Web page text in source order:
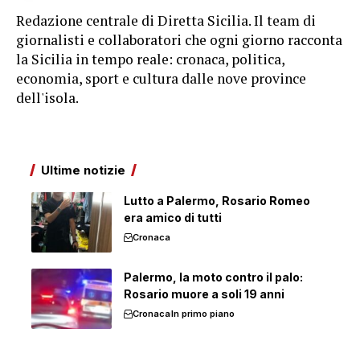
Redazione centrale di Diretta Sicilia. Il team di
giornalisti e collaboratori che ogni giorno racconta
la Sicilia in tempo reale: cronaca, politica,
economia, sport e cultura dalle nove province
dell'isola.
Ultime notizie
Lutto a Palermo, Rosario Romeo
era amico di tutti
Cronaca
Palermo, la moto contro il palo:
Rosario muore a soli 19 anni
CronacaIn primo piano